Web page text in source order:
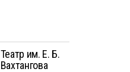
Театр им. Е. Б.
Вахтангова